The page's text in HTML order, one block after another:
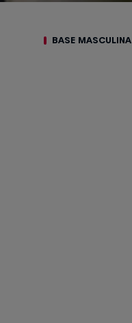
BASE MASCULINA